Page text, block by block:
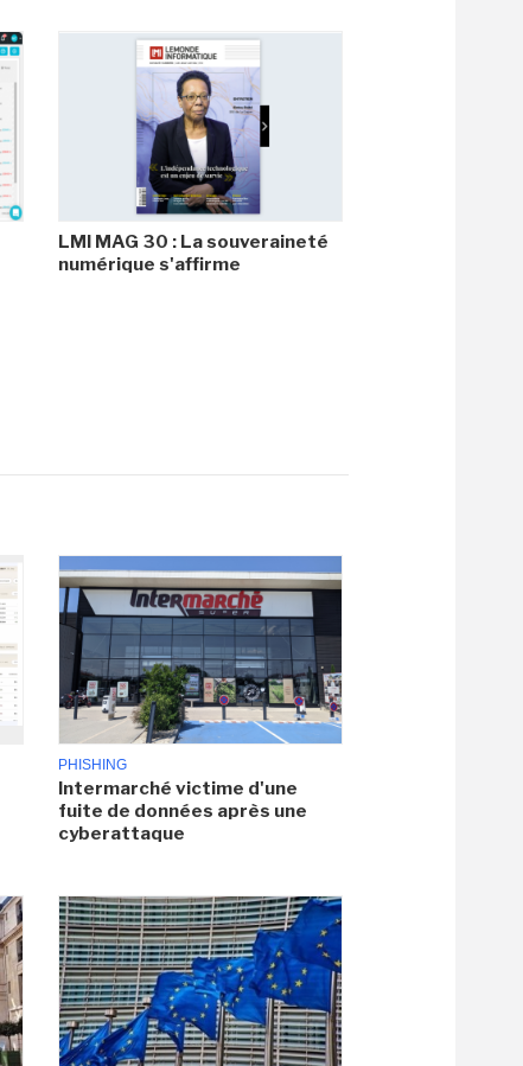
LMI MAG 30 : La souveraineté
numérique s'affirme
PHISHING
Intermarché victime d'une
fuite de données après une
cyberattaque